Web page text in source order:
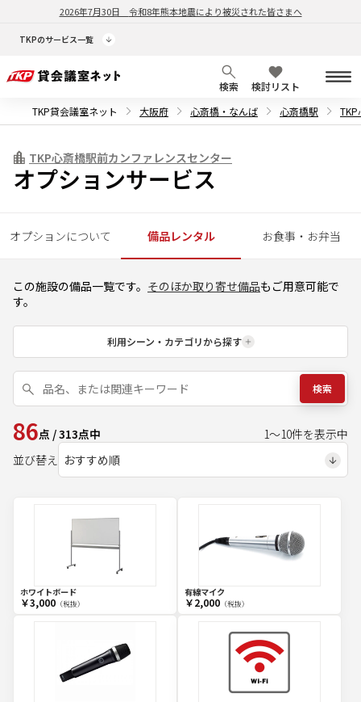
2026年7月30日 令和8年熊本地震により被災された皆さまへ
TKPのサービス一覧
検索
検討リスト
TKP貸会議室ネット
大阪府 心斎橋・なんば 心斎橋駅
TKP心斎橋駅前カンファレンスセンター
オプションサービス
オプションについて 備品レンタル お食事・お弁当
この施設の備品一覧です。 そのほか取り寄せ備品もご用意可能で
す。
利用シーン・カテゴリから探す
検索
86点 /313点中 1～10件を表示中
並び替え
ホワイトボード
￥3,000（税抜）
有線マイク
￥2,000（税抜）